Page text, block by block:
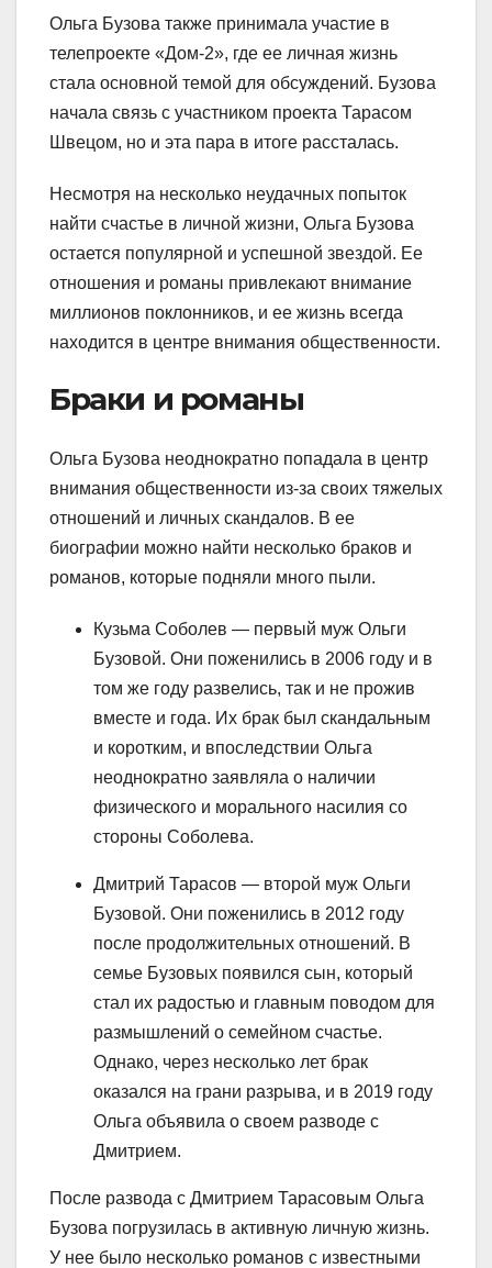
Ольга Бузова также принимала участие в
телепроекте «Дом-2», где ее личная жизнь
стала основной темой для обсуждений. Бузова
начала связь с участником проекта Тарасом
Швецом, но и эта пара в итоге рассталась.
Несмотря на несколько неудачных попыток
найти счастье в личной жизни, Ольга Бузова
остается популярной и успешной звездой. Ее
отношения и романы привлекают внимание
миллионов поклонников, и ее жизнь всегда
находится в центре внимания общественности.
Браки и романы
Ольга Бузова неоднократно попадала в центр
внимания общественности из-за своих тяжелых
отношений и личных скандалов. В ее
биографии можно найти несколько браков и
романов, которые подняли много пыли.
Кузьма Соболев — первый муж Ольги
Бузовой. Они поженились в 2006 году и в
том же году развелись, так и не прожив
вместе и года. Их брак был скандальным
и коротким, и впоследствии Ольга
неоднократно заявляла о наличии
физического и морального насилия со
стороны Соболева.
Дмитрий Тарасов — второй муж Ольги
Бузовой. Они поженились в 2012 году
после продолжительных отношений. В
семье Бузовых появился сын, который
стал их радостью и главным поводом для
размышлений о семейном счастье.
Однако, через несколько лет брак
оказался на грани разрыва, и в 2019 году
Ольга объявила о своем разводе с
Дмитрием.
После развода с Дмитрием Тарасовым Ольга
Бузова погрузилась в активную личную жизнь.
У нее было несколько романов с известными